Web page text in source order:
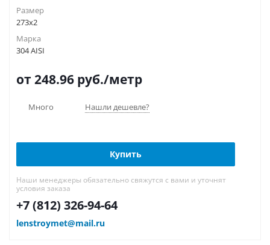
Размер
273х2
Марка
304 AISI
от 248.96 руб./метр
Много Нашли дешевле?
Купить
Наши менеджеры обязательно свяжутся с вами и уточнят
условия заказа
+7 (812) 326-94-64
lenstroymet@mail.ru